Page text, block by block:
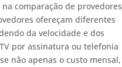
comparação de provedores
ofereçam diferentes
da velocidade e dos
por assinatura ou telefonia
não apenas o custo mensal,